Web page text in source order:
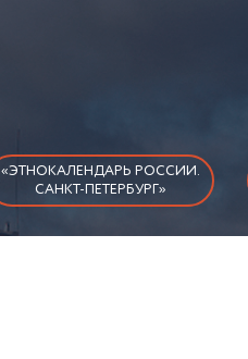
«ЭТНОКАЛЕНДАРЬ РОССИИ.
САНКТ-ПЕТЕРБУРГ»